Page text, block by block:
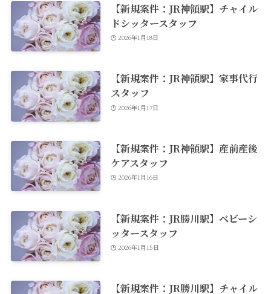
【新規案件：JR神領駅】チャイル
ドシッタースタッフ
2026年1月18日
【新規案件：JR神領駅】家事代行
スタッフ
2026年1月17日
【新規案件：JR神領駅】産前産後
ケアスタッフ
2026年1月16日
【新規案件：JR勝川駅】ベビーシ
ッタースタッフ
2026年1月15日
【新規案件：JR勝川駅】チャイル